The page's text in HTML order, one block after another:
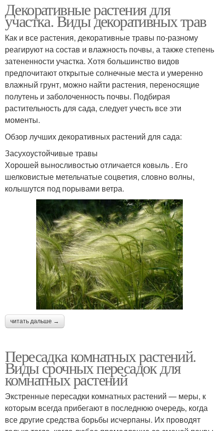
Декоративные растения для
участка. Виды декоративных трав
Как и все растения, декоративные травы по-разному
реагируют на состав и влажность почвы, а также степень
затененности участка. Хотя большинство видов
предпочитают открытые солнечные места и умеренно
влажный грунт, можно найти растения, переносящие
полутень и заболоченность почвы. Подбирая
растительность для сада, следует учесть все эти
моменты.
Обзор лучших декоративных растений для сада:
Засухоустойчивые травы
Хорошей выносливостью отличается ковыль . Его
шелковистые метельчатые соцветия, словно волны,
колышутся под порывами ветра.
читать дальше →
Пересадка комнатных растений.
Виды срочных пересадок для
комнатных растений
Экстренные пересадки комнатных растений — меры, к
которым всегда прибегают в последнюю очередь, когда
все другие средства борьбы исчерпаны. Их проводят